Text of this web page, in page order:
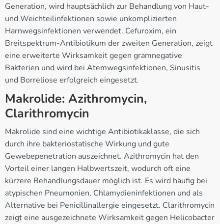
Generation, wird hauptsächlich zur Behandlung von Haut-
und Weichteilinfektionen sowie unkomplizierten
Harnwegsinfektionen verwendet. Cefuroxim, ein
Breitspektrum-Antibiotikum der zweiten Generation, zeigt
eine erweiterte Wirksamkeit gegen gramnegative
Bakterien und wird bei Atemwegsinfektionen, Sinusitis
und Borreliose erfolgreich eingesetzt.
Makrolide: Azithromycin,
Clarithromycin
Makrolide sind eine wichtige Antibiotikaklasse, die sich
durch ihre bakteriostatische Wirkung und gute
Gewebepenetration auszeichnet. Azithromycin hat den
Vorteil einer langen Halbwertszeit, wodurch oft eine
kürzere Behandlungsdauer möglich ist. Es wird häufig bei
atypischen Pneumonien, Chlamydieninfektionen und als
Alternative bei Penicillinallergie eingesetzt. Clarithromycin
zeigt eine ausgezeichnete Wirksamkeit gegen Helicobacter